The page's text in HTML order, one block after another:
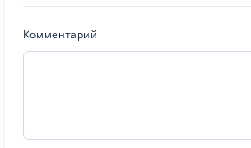
Комментарий